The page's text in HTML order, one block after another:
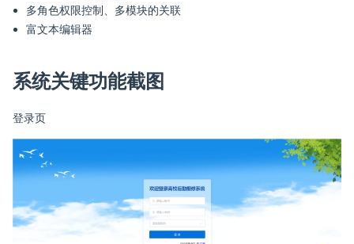
多角色权限控制、多模块的关联
富文本编辑器
系统关键功能截图
登录页